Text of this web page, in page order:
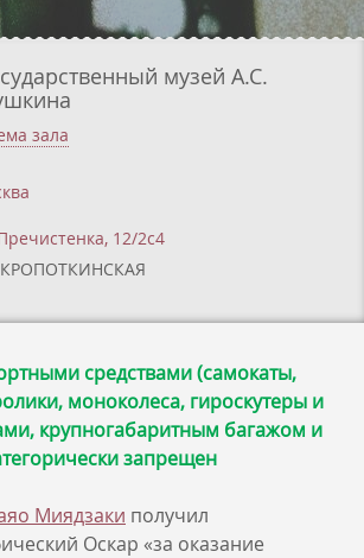
музей А.С.
зала
12/2c4
КРОПОТКИНСКАЯ
средствами (самокаты,
моноколеса, гироскутеры и
крупногабаритным багажом и
запрещен
Миядзаки получил
Оскар «за оказание